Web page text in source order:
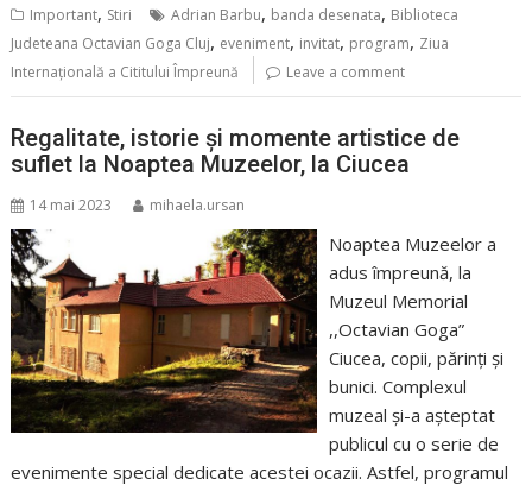
Important, Stiri Adrian Barbu, banda desenata, Biblioteca
Judeteana Octavian Goga Cluj, eveniment, invitat, program, Ziua
Internațională a Cititului Împreună
Leave a comment
Regalitate, istorie și momente artistice de
suflet la Noaptea Muzeelor, la Ciucea
14 mai 2023 mihaela.ursan
Noaptea Muzeelor a
adus împreună, la
Muzeul Memorial
,,Octavian Goga”
Ciucea, copii, părinți și
bunici. Complexul
muzeal și-a așteptat
publicul cu o serie de
evenimente special dedicate acestei ocazii. Astfel, programul